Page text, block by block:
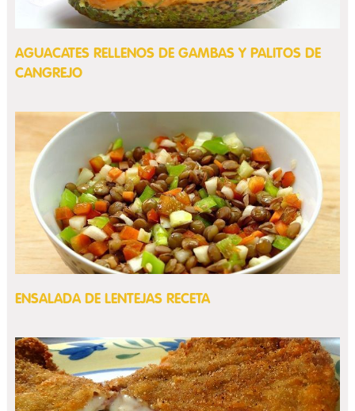
AGUACATES RELLENOS DE GAMBAS Y PALITOS DE
CANGREJO
ENSALADA DE LENTEJAS RECETA